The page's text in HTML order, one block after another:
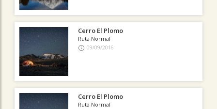
Cerro El Plomo
Ruta Normal
09/09/2016
Cerro El Plomo
Ruta Normal